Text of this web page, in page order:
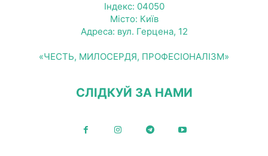
Індекс: 04050
Місто: Київ
Адреса: вул. Герцена, 12
«ЧЕСТЬ, МИЛОСЕРДЯ, ПРОФЕСІОНАЛІЗМ»
СЛІДКУЙ ЗА НАМИ